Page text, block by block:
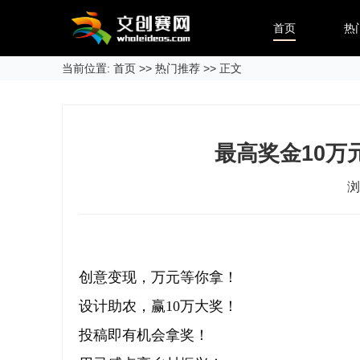
首页 热
当前位置: 首页 >> 热门推荐 >> 正文
最高奖金10万
创意变现，万元等你拿！
设计助农，赢10万大奖！
投稿即有机会拿奖！